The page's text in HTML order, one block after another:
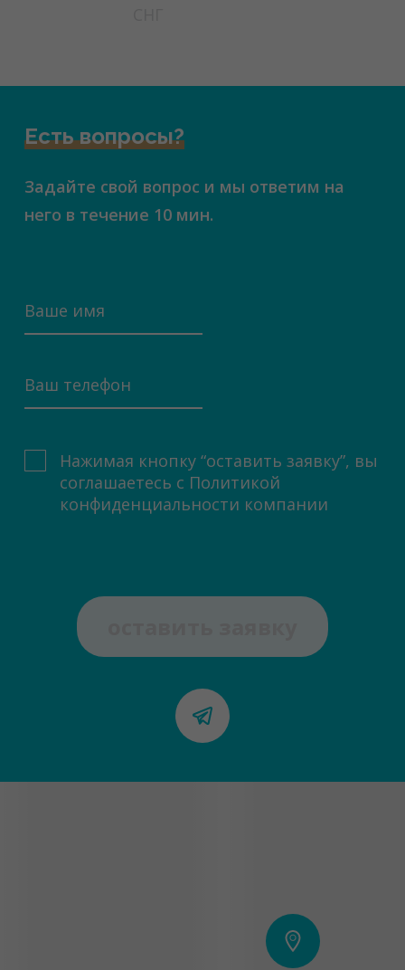
Есть вопросы?
Задайте свой вопрос и мы ответим на
него в течение 10 мин.
Нажимая кнопку “оставить заявку”, вы
соглашаетесь с Политикой
конфиденциальности компании